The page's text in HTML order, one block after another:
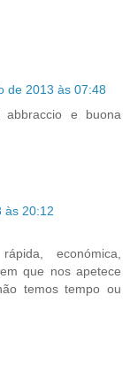
de 2013 às 07:48
abbraccio e buona
às 20:12
económica,
que nos apetece
temos tempo ou